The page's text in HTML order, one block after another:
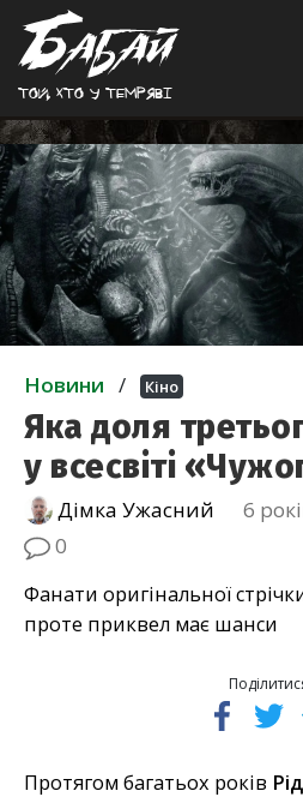
Той, хто у темрявi
Новини / Кіно
Яка доля
у всесвіті
Дімка Ужасний 6
0
Фанати оригінальної
проте приквел має шанси
Протягом багатьох років